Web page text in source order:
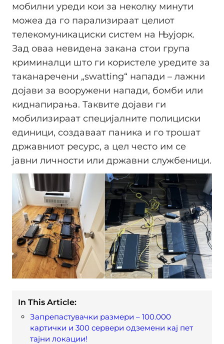
мобилни уреди кои за неколку минути
можеа да го парализираат целиот
телекомуникациски систем на Њујорк.
Зад оваа невидена закана стои група
криминалци што ги користеле уредите за
таканаречени „swatting“ напади – лажни
дојави за вооружени напади, бомби или
киднапирања. Таквите дојави ги
мобилизираат специјалните полициски
единици, создаваат паника и го трошат
државниот ресурс, а цел често им се
јавни личности или државни службеници.
In This Article:
Запрепастувачки размери – 100.000
картички и 300 сервери одземени кај пет
тајни локации!